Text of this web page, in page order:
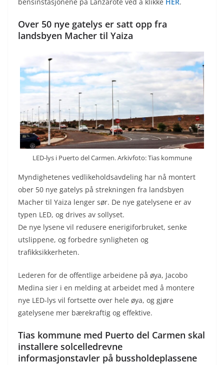
Over 50 nye gatelys er satt opp fra
landsbyen Macher til Yaiza
LED-lys i Puerto del Carmen. Arkivfoto: Tias kommune
Myndighetenes vedlikeholdsavdeling har nå montert
ober 50 nye gatelys på strekningen fra landsbyen
Macher til Yaiza lenger sør. De nye gatelysene er av
typen LED, og drives av sollyset.
De nye lysene vil redusere enerigiforbruket, senke
utslippene, og forbedre synligheten og
trafikksikkerheten.
Lederen for de offentlige arbeidene på øya, Jacobo
Medina sier i en melding at arbeidet med å montere
nye LED-lys vil fortsette over hele øya, og gjøre
gatelysene mer bærekraftig og effektive.
Tias kommune med Puerto del Carmen skal
installere solcelledrevne
informasjonstavler på bussholdeplassene